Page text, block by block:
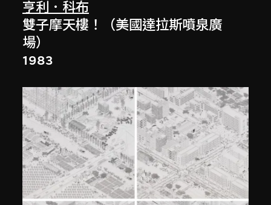
亨利．科布
雙子摩天樓！（美國達拉斯噴泉廣
場）
1983